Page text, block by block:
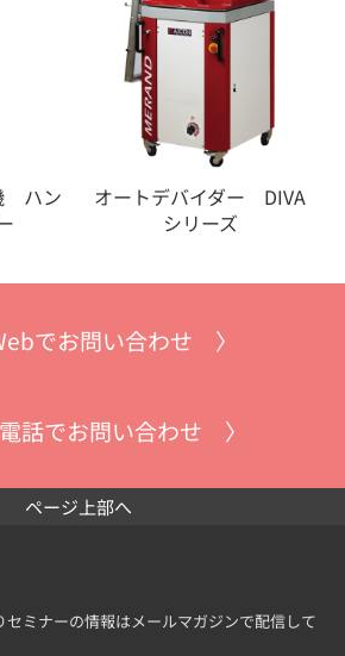
ハン
オートデバイダー DIVA
シリーズ
でお問い合わせ 〉
話でお問い合わせ 〉
ページ上部へ
ミナーの情報はメールマガジンで配信して